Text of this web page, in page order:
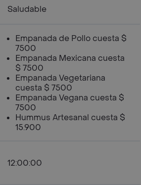
Saludable
Empanada de Pollo cuesta $
7500
Empanada Mexicana cuesta
$ 7500
Empanada Vegetariana
cuesta $ 7500
Empanada Vegana cuesta $
7500
Hummus Artesanal cuesta $
15.900
12:00:00